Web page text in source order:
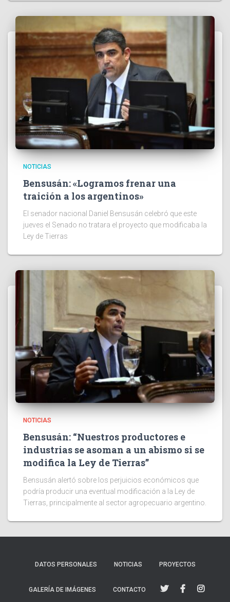
NOTICIAS
Bensusán: «Logramos frenar una
traición a los argentinos»
El senador nacional Daniel Bensusán celebró que este
jueves el Senado no tratara el proyecto que modificaba la
Ley de Tierras
NOTICIAS
Bensusán: “Nuestros productores e
industrias se asoman a un abismo si se
modifica la Ley de Tierras”
Bensusán alertó sobre los perjuicios económicos que
podría producir una eventual modificación a la Ley de
Tierras, principalmente al sector agropecuario argentino.
DATOS PERSONALES NOTICIAS PROYECTOS
GALERÍA DE IMÁGENES CONTACTO